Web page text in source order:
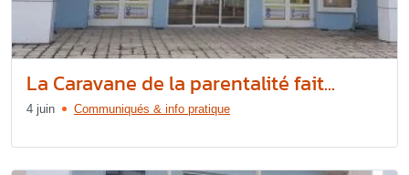
La Caravane de la parentalité fait...
4 juin Communiqués & info pratique